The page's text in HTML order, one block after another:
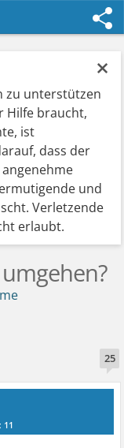
×
zu unterstützen
Hilfe braucht,
ist
dass der
und
Verletzende
erlaubt.
25
11